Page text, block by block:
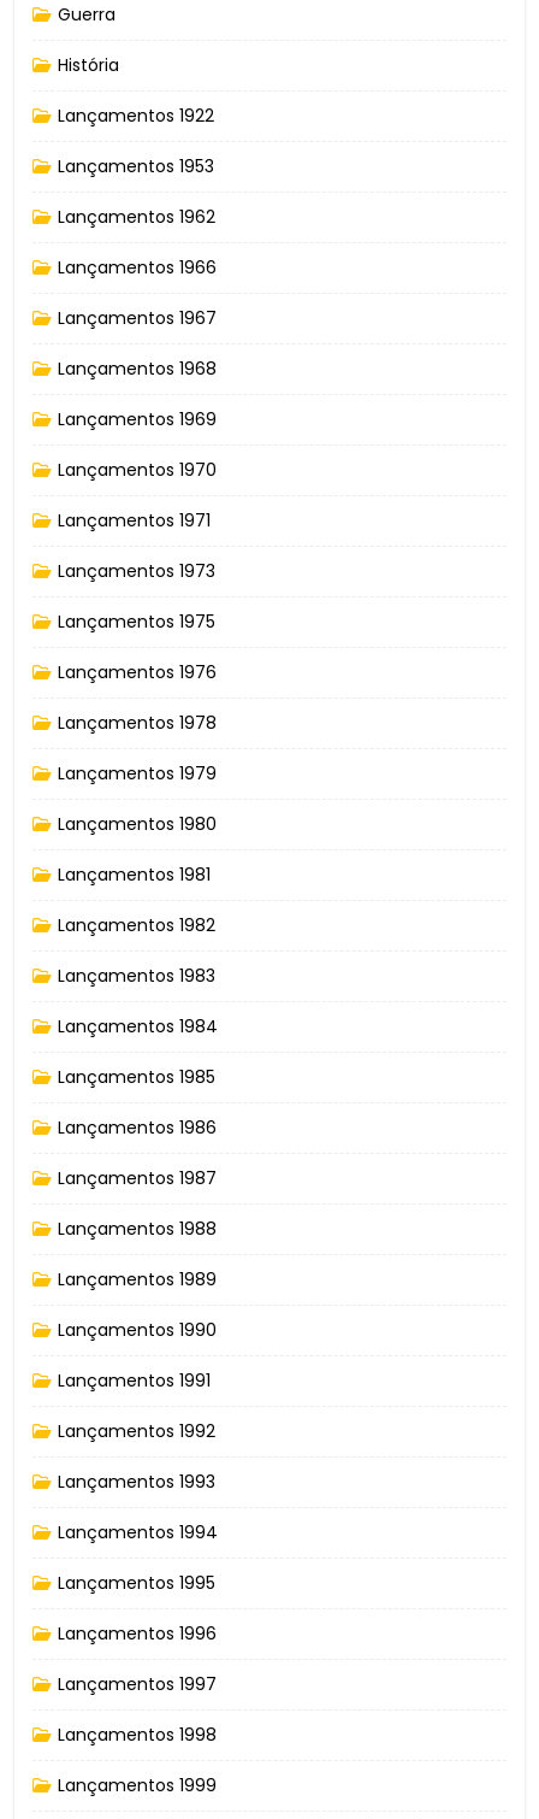
Guerra
História
Lançamentos 1922
Lançamentos 1953
Lançamentos 1962
Lançamentos 1966
Lançamentos 1967
Lançamentos 1968
Lançamentos 1969
Lançamentos 1970
Lançamentos 1971
Lançamentos 1973
Lançamentos 1975
Lançamentos 1976
Lançamentos 1978
Lançamentos 1979
Lançamentos 1980
Lançamentos 1981
Lançamentos 1982
Lançamentos 1983
Lançamentos 1984
Lançamentos 1985
Lançamentos 1986
Lançamentos 1987
Lançamentos 1988
Lançamentos 1989
Lançamentos 1990
Lançamentos 1991
Lançamentos 1992
Lançamentos 1993
Lançamentos 1994
Lançamentos 1995
Lançamentos 1996
Lançamentos 1997
Lançamentos 1998
Lançamentos 1999